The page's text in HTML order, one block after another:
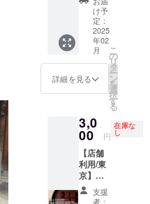
記され
ます。
商品開
封前に
は必ず
お届け
のリ
ラベル
や注意
書きを
ご確認
くださ
い。」
チョコ
レート
をご用
意し、
ショコ
ラティ
エ佐藤
と油長
酒造の
本様で
おもて
なしを
させて
いただ
きま
す。 ・
「Tatsu
ていた
だき、
ご希望
の製品
に仕上
げま
す。企
画から
製造ま
を担当
させて
いただ
きま
す。
2025年
のバレ
ンタイ
粒 佐藤
辰則
が、オ
リジナ
ルのボ
ンボン
ショコ
ラを開
発いた
す。 ご
支援い
ただい
た方と
直接
（遠方
の場合
WEBな
け予
定：
2025
年02
月
詳細を見る
こ
の
リ
タ
ー
ン
を
選
択
す
る
3,0
00 円
在庫な
し
【店舗
利用/東
京】東
京都三
鷹市の
支援
者：